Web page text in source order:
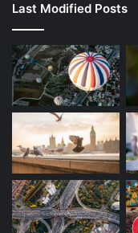
Last Modified Posts